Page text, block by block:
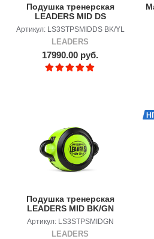
Подушка тренерская
LEADERS MID DS
Bumblebee
Артикул: LS3STPSMIDDS BK/YL
LEADERS
17990.00 руб.
Подушка тренерская
LEADERS MID BK/GN
Артикул: LS3STPSMIDGN
LEADERS